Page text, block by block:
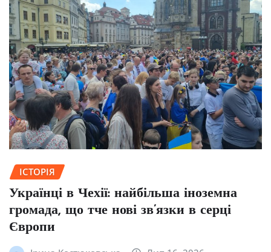
ІСТОРІЯ
Українці в Чехії: найбільша іноземна
громада, що тче нові зв’язки в серці
Європи